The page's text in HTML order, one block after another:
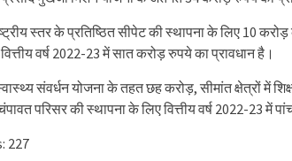
स्तर के प्रतिष्ठित सीपेट की स्थापना के लिए 10
वर्ष 2022-23 में सात करोड़ रुपये का प्रावधान है।
स्वास्थ्य संवर्धन योजना के तहत छह करोड़, सीमांत क्षेत्रों में
परिसर की स्थापना के लिए वित्तीय वर्ष 2022-23 में
227